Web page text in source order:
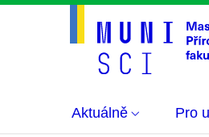
Aktuálně Pro